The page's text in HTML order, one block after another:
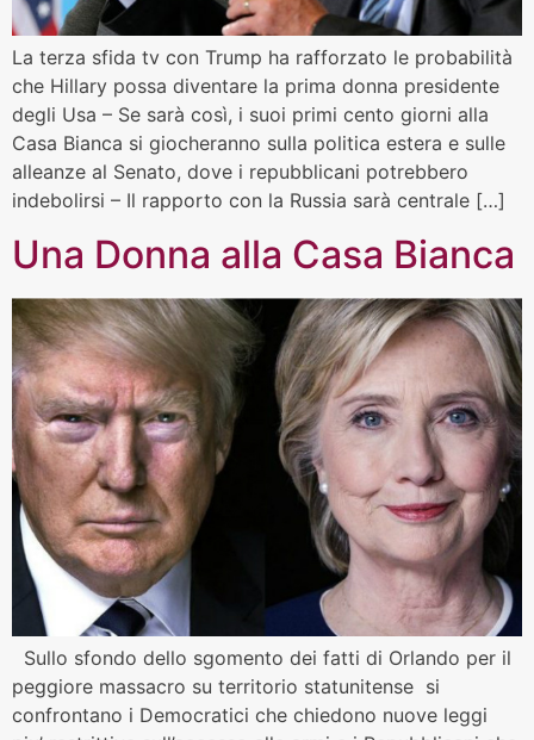
La terza sfida tv con Trump ha rafforzato le probabilità
che Hillary possa diventare la prima donna presidente
degli Usa – Se sarà così, i suoi primi cento giorni alla
Casa Bianca si giocheranno sulla politica estera e sulle
alleanze al Senato, dove i repubblicani potrebbero
indebolirsi – Il rapporto con la Russia sarà centrale […]
Una Donna alla Casa Bianca
Sullo sfondo dello sgomento dei fatti di Orlando per il
peggiore massacro su territorio statunitense si
confrontano i Democratici che chiedono nuove leggi